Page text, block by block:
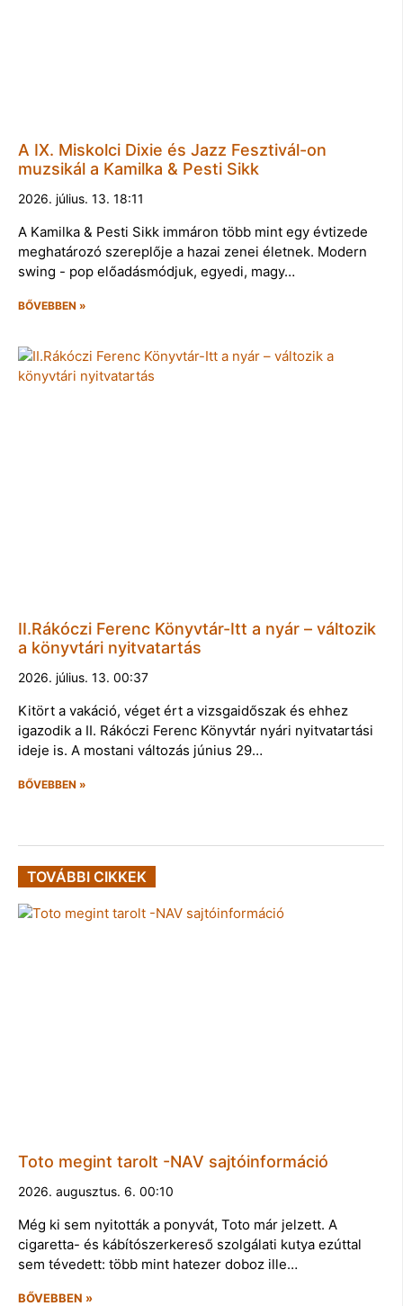
A IX. Miskolci Dixie és Jazz Fesztivál-on
muzsikál a Kamilka & Pesti Sikk
2026. július. 13. 18:11
A Kamilka & Pesti Sikk immáron több mint egy évtizede
meghatározó szereplője a hazai zenei életnek. Modern
swing - pop előadásmódjuk, egyedi, magy…
BŐVEBBEN »
II.Rákóczi Ferenc Könyvtár-Itt a nyár – változik
a könyvtári nyitvatartás
2026. július. 13. 00:37
Kitört a vakáció, véget ért a vizsgaidőszak és ehhez
igazodik a II. Rákóczi Ferenc Könyvtár nyári nyitvatartási
ideje is. A mostani változás június 29…
BŐVEBBEN »
TOVÁBBI CIKKEK
Toto megint tarolt -NAV sajtóinformáció
2026. augusztus. 6. 00:10
Még ki sem nyitották a ponyvát, Toto már jelzett. A
cigaretta- és kábítószerkereső szolgálati kutya ezúttal
sem tévedett: több mint hatezer doboz ille…
BŐVEBBEN »